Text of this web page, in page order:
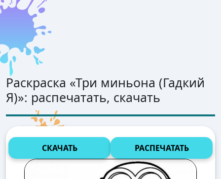
Раскраска «Три миньона (Гадкий
Я)»: распечатать, скачать
СКАЧАТЬ РАСПЕЧАТАТЬ